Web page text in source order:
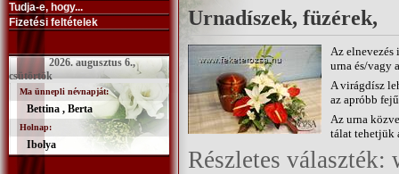
Tudja-e, hogy...
Fizetési feltételek
2026. augusztus 6.,
csütörtök
Ma ünnepli névnapját:
Bettina , Berta
Holnap:
Ibolya
Urnadíszek, füzérek,
Az elnevezés
urna és/vagy
A virágdísz
az apróbb
Az urna
tálat tehetjük
Részletes